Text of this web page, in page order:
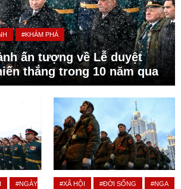
#KHÁM PHÁ
ấn tượng về Lễ duyệt
thắng trong 10 năm qua
#NGÀY
#XÃ HỘI #ĐỜI SỐNG #NGA